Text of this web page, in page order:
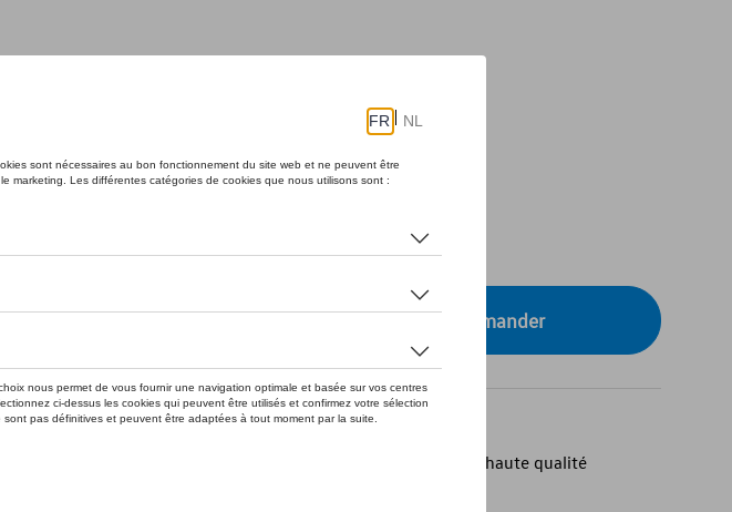
En stock
Contactez votre concessionnaire pour commander
Introduction
- Tasse moderne sans anse au design de Golf, en porcelaine de haute qualité